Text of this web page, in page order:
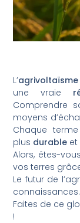
L’agrivoltaïsme
une vraie
Comprendre
moyens
Chaque
plus durable et
Alors, êtes-
vos terres
Le futur de
connaissances.
Faites de ce
!